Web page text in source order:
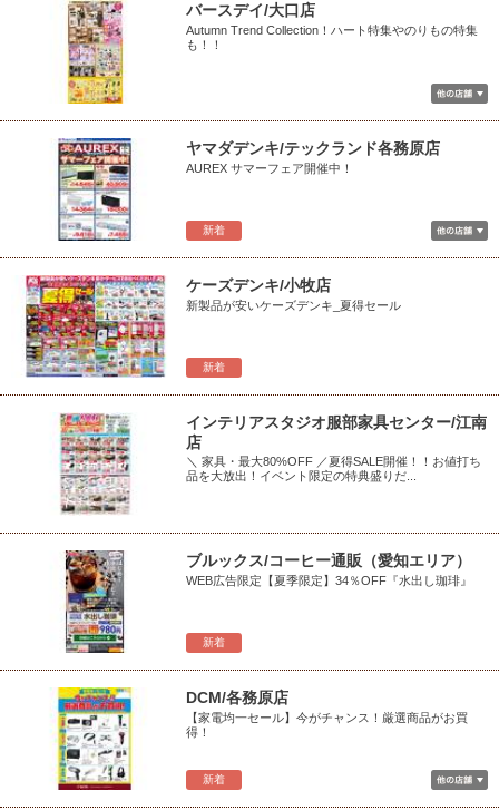
バースデイ/大口店
Autumn Trend Collection！ハート特集やのりもの特集
も！！
新着
ヤマダデンキ/テックランド各務原店
AUREX サマーフェア開催中！
新着
ケーズデンキ/小牧店
新製品が安いケーズデンキ_夏得セール
インテリアスタジオ服部家具センター/江南
店
＼ 家具・最大80%OFF ／夏得SALE開催！！お値打ち
品を大放出！イベント限定の特典盛りだ...
新着
ブルックス/コーヒー通販（愛知エリア）
WEB広告限定【夏季限定】34％OFF『水出し珈琲』
新着
DCM/各務原店
【家電均一セール】今がチャンス！厳選商品がお買
得！